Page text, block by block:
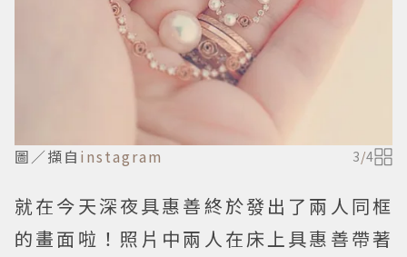
圖／擷自 instagram 3/4
就在今天深夜具惠善終於發出了兩人同框
的畫面啦！照片中兩人在床上具惠善帶著